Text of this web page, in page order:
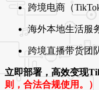
跨境电商（
海外本地生活服
跨境直播带货团
立即部署，高效变现
则，合法合规使用。）